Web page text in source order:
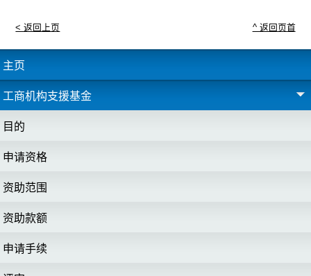
< 返回上页 ^ 返回页首
主页
工商机构支援基金
目的
申请资格
资助范围
资助款额
申请手续